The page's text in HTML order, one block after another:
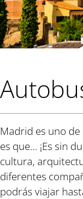
Madrid es uno
es que... ¡Es sin
cultura,
diferentes
podrás viajar